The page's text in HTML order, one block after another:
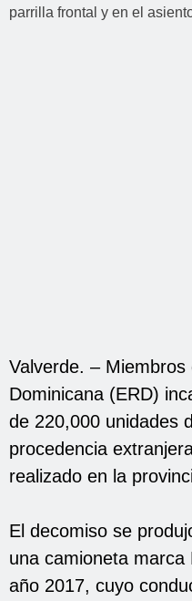
Valverde. –
Dominicana (ERD)
de 220,000 unidades
procedencia
realizado en la
El decomiso se
una camioneta marca
año 2017, cuyo